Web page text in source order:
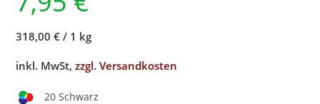
318,00 € / 1 kg
inkl. MwSt,zzgl. Versandkosten
20 Schwarz